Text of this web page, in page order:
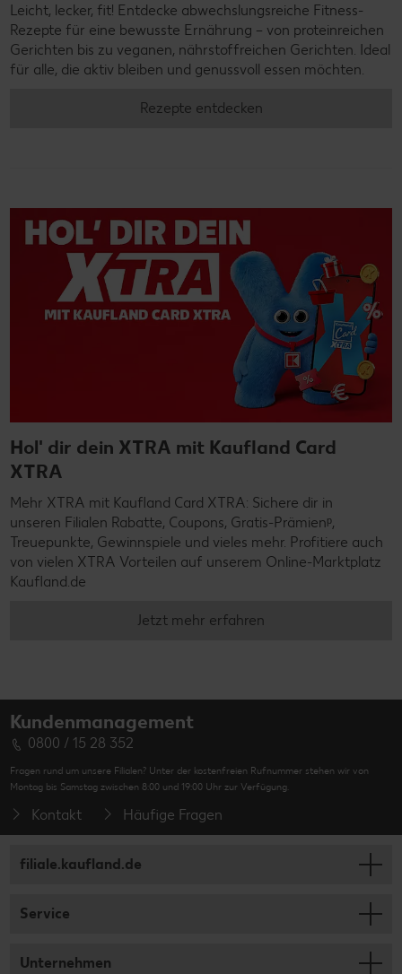
Leicht, lecker, fit! Entdecke abwechslungsreiche Fitness-
Rezepte für eine bewusste Ernährung – von proteinreichen
Gerichten bis zu veganen, nährstoffreichen Gerichten. Ideal
für alle, die aktiv bleiben und genussvoll essen möchten.
Rezepte entdecken
Hol' dir dein XTRA mit Kaufland Card
XTRA
Mehr XTRA mit Kaufland Card XTRA: Sichere dir in
unseren Filialen Rabatte, Coupons, Gratis-Prämienᵖ,
Treuepunkte, Gewinnspiele und vieles mehr. Profitiere auch
von vielen XTRA Vorteilen auf unserem Online-Marktplatz
Kaufland.de
Jetzt mehr erfahren
Kundenmanagement
0800 / 15 28 352
Fragen rund um unsere Filialen? Unter der kostenfreien Rufnummer stehen wir von
Montag bis Samstag zwischen 8:00 und 19:00 Uhr zur Verfügung.
Kontakt Häufige Fragen
filiale.kaufland.de
Service
Unternehmen